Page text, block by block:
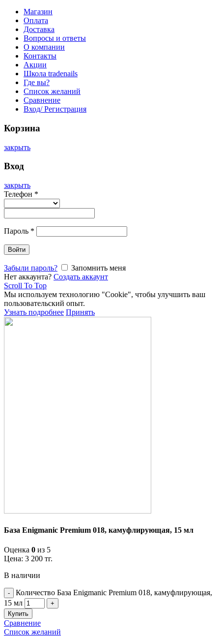
Магазин
Оплата
Доставка
Вопросы и ответы
О компании
Контакты
Акции
Школа tradenails
Где вы?
Список желаний
Сравнение
Вход/ Регистрация
Корзина
закрыть
Вход
закрыть
Телефон *
Пароль *
Войти
Забыли пароль?
Запомнить меня
Нет аккаунта? Создать аккаунт
Scroll To Top
Мы используем технологию "Cookie", чтобы улучшить ваш
пользовательский опыт.
Узнать подробнее Принять
База Enigmanic Premium 018, камуфлирующая, 15 мл
Оценка 0 из 5
Цена: 3 200 тг.
В наличии
Количество База Enigmanic Premium 018, камуфлирующая,
15 мл
Купить
Сравнение
Список желаний